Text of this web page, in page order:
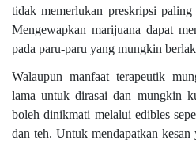
tidak memerlukan preskripsi
Mengewapkan marijuana dapat
pada paru-paru yang mungkin
Walaupun manfaat terapeutik
lama untuk dirasai dan mungkin
boleh dinikmati melalui edibles
dan teh. Untuk mendapatkan